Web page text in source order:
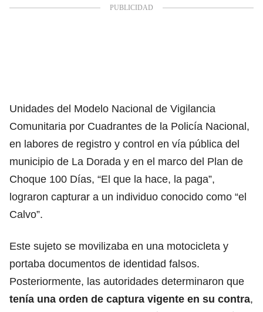
Unidades del Modelo Nacional de Vigilancia
Comunitaria por Cuadrantes de la Policía Nacional,
en labores de registro y control en vía pública del
municipio de La Dorada y en el marco del Plan de
Choque 100 Días, “El que la hace, la paga”,
lograron capturar a un individuo conocido como “el
Calvo”.
Este sujeto se movilizaba en una motocicleta y
portaba documentos de identidad falsos.
Posteriormente, las autoridades determinaron que
tenía una orden de captura vigente en su contra,